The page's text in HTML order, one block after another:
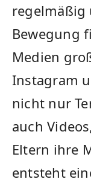
regelmäßig
Bewegung
Medien
Instagram
nicht nur
auch
Eltern ihre
entsteht